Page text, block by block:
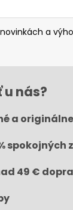
a
nás?
a
spokojných
49 €